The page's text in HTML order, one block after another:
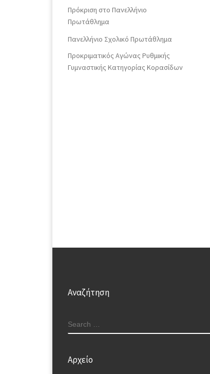
Πρόκριση στο Πανελλήνιο
Πρωτάθλημα
Πανελλήνιο Σχολικό Πρωτάθλημα
Προκριματικός Αγώνας Ρυθμικής
Γυμναστικής Κατηγορίας Κορασίδων
Αναζήτηση
SEARCH
Αρχείο